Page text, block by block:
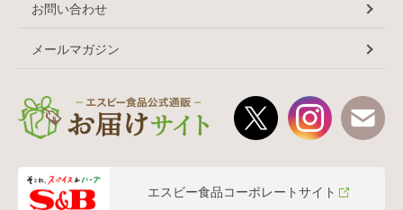
お問い合わせ
メールマガジン
エスビー食品コーポレートサイト